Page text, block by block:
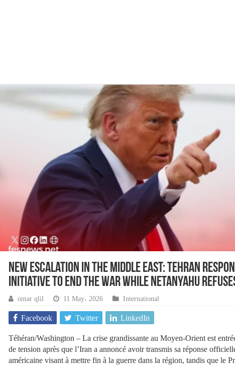
New escalation in the Middle East: Tehran
initiative to end the war while Netanyahu
omar qlil 11 May، 2026 International
Facebook Twitter LinkedIn
Téhéran/Washington – La crise grandissante au Moyen-Orient est
de tension après que l’Iran a annoncé avoir transmis sa réponse
américaine visant à mettre fin à la guerre dans la région, tandis que le